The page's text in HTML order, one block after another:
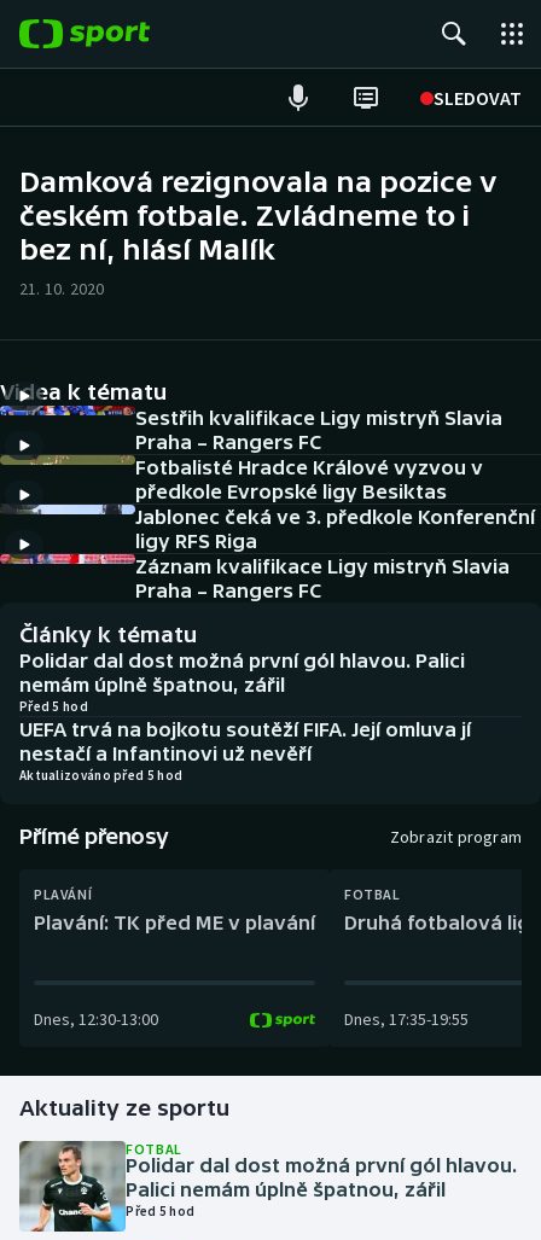
SLEDOVAT
Hokej
Cyklistika
DALŠÍ SPORTY
Americký fotbal
Baseball a softbal
Biatlon
Boby a skeleton
Curling
Dostihy
Futsal
Golf
Gymnastika
Házená
NEPŘEHLÉDNĚTE
Soutěže
Aplikace ČT sport
AZ kvíz
Damková rezignovala na pozice v
českém fotbale. Zvládneme to i
bez ní, hlásí Malík
21. 10. 2020
Videa k tématu
Sestřih kvalifikace Ligy mistryň Slavia
Praha – Rangers FC
Fotbalisté Hradce Králové vyzvou v
předkole Evropské ligy Besiktas
Jablonec čeká ve 3. předkole Konferenční
ligy RFS Riga
Záznam kvalifikace Ligy mistryň Slavia
Praha – Rangers FC
Články k tématu
Polidar dal dost možná první gól hlavou. Palici
nemám úplně špatnou, zářil
Před 5 hod
UEFA trvá na bojkotu soutěží FIFA. Její omluva jí
nestačí a Infantinovi už nevěří
Aktualizováno před 5 hod
Přímé přenosy Zobrazit program
PLAVÁNÍ
Plavání: TK před ME v plavání
Dnes, 12:30-13:00
FOTBAL
Druhá fotbalová
Dnes, 17:35-19:55
Aktuality ze sportu
FOTBAL
Polidar dal dost možná první gól hlavou.
Palici nemám úplně špatnou, zářil
Před 5 hod